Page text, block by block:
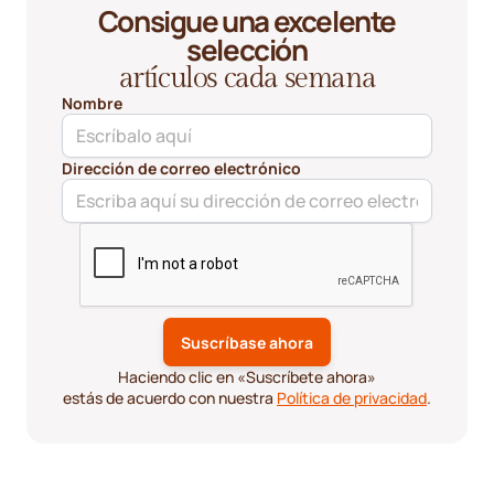
Consigue una excelente
selección
artículos cada semana
Nombre
Dirección de correo electrónico
Haciendo clic en «Suscríbete ahora»
estás de acuerdo con nuestra Política de privacidad.